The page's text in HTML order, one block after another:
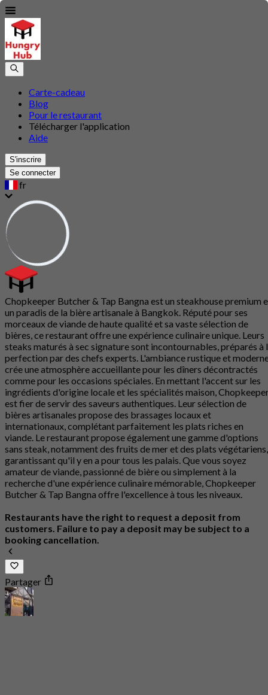
Carte-cadeau
Blog
Pour le restaurant
Télécharger l'application
Aide
S'inscrire
Se connecter
fr
Chopkeeper Butcher & Tap Bangna est un steakhouse premium
un paradis de la bière artisanale à Bangkok. Réputé pour ses
morceaux de viande de haute qualité et sa vaste sélection de
bières, ce restaurant offre une expérience culinaire unique. Leurs
steaks maturés à sec signature sont incontournables, préparés à
perfection par des chefs experts. L'ambiance rustique et
crée une atmosphère accueillante pour les dîners décontractés
comme pour les occasions spéciales. En mettant l'accent sur les
ingrédients d'origine locale et les spécialités maison,
est fier de servir des saveurs authentiques. Leur sélection de
bières artisanales propose des brassages locaux et
internationaux, complétant parfaitement les plats riches en
viande. Le restaurant propose également une gamme d'options
sans steak, notamment des fruits de mer et des plats végétariens,
garantissant qu'il y en a pour tous les palais. Que vous soyez
amateur de viande, passionné de bière ou simplement à la
recherche d'une expérience culinaire mémorable, Chopkeeper
Butcher & Tap Bangna offre l'excellence à tous les niveaux.
Restaurants have the right to request a deposit from
customers. Failure to pay a deposit may be subject to a
booking cancellation.
Partager